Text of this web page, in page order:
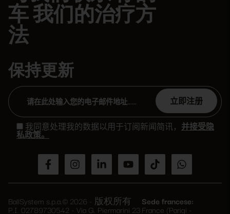
车 我们的治疗方
法
保持更新
Please
leave
this
我同意处理我的数据以用于订阅新闻简讯， 并接受隐
私政策。
BallSystem s.p.a.© 2026 - 版权所有
P.I. 02789730542 - Via G. Piermarini 23
Sede francese:
France (Parigi -